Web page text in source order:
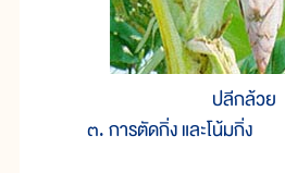
ปลีกล้วย
๓. การตัดกิ่ง และโน้มกิ่ง